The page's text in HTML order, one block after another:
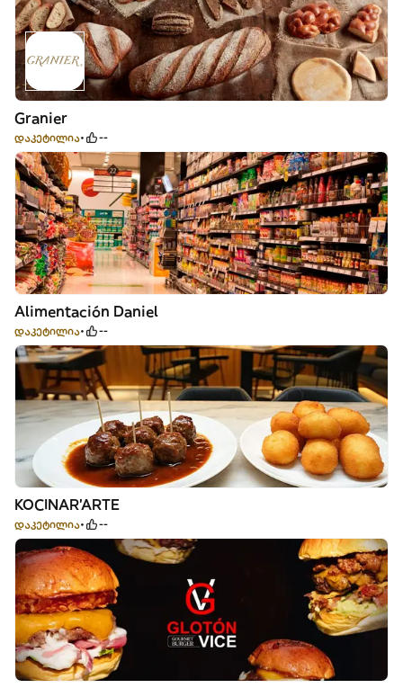
Granier
დაკეტილია --
Alimentación Daniel
დაკეტილია --
KOCINAR'ARTE
დაკეტილია --